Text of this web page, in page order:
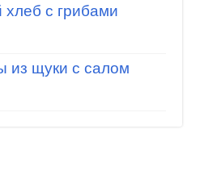
хлеб с грибами
из щуки с салом